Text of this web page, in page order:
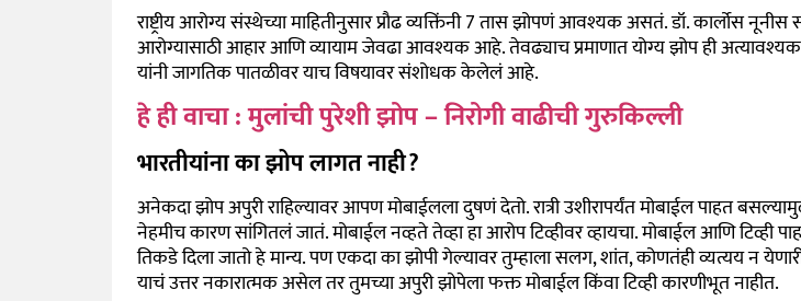
राष्ट्रीय आरोग्य संस्थेच्या माहितीनुसार प्रौढ व्यक्तिंनी 7 तास झोपणं आवश्यक असतं. डॉ. कार्लोस नूनीस
आरोग्यासाठी आहार आणि व्यायाम जेवढा आवश्यक आहे. तेवढ्याच प्रमाणात योग्य झोप ही
यांनी जागतिक पातळीवर याच विषयावर संशोधक केलेलं आहे.
हे ही वाचा : मुलांची पुरेशी झोप – निरोगी वाढीची गुरुकिल्ली
भारतीयांना का झोप लागत नाही?
अनेकदा झोप अपुरी राहिल्यावर आपण मोबाईलला दुषणं देतो. रात्री उशीरापर्यंत मोबाईल पाहत
नेहमीच कारण सांगितलं जातं. मोबाईल नव्हते तेव्हा हा आरोप टिव्हीवर व्हायचा. मोबाईल आणि टिव्ही
तिकडे दिला जातो हे मान्य. पण एकदा का झोपी गेल्यावर तुम्हाला सलग, शांत, कोणतंही व्यत्यय न
याचं उत्तर नकारात्मक असेल तर तुमच्या अपुरी झोपेला फक्त मोबाईल किंवा टिव्ही कारणीभूत नाहीत.